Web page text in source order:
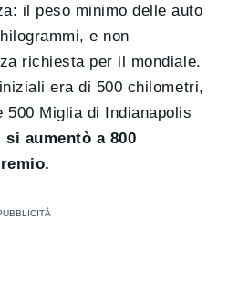
il peso minimo delle auto
e non
richiesta per il mondiale.
era di 500 chilometri,
Miglia di Indianapolis
si aumentò a 800